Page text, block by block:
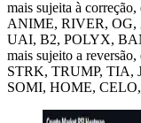
mais sujeita à
ANIME, RIVER, OG,
UAI, B2, POLYX,
mais sujeito a
STRK, TRUMP, TIA,
SOMI, HOME,